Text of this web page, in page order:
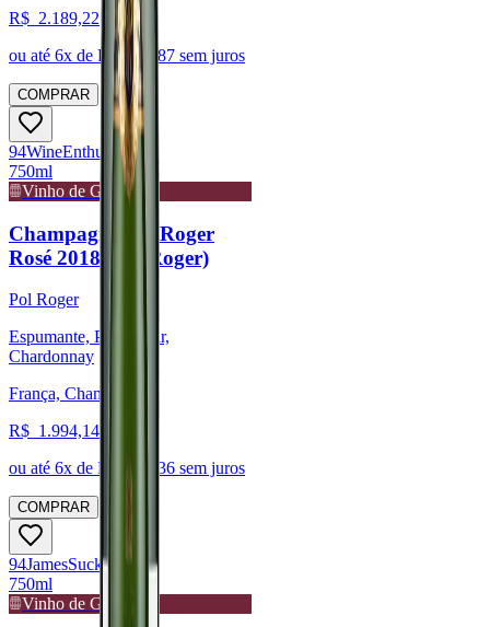
R$ 2.189,22
ou até 6x de R$ 364,87 sem juros
COMPRAR
94WineEnthusiast
750ml
Vinho de Guarda
Champagne Pol Roger
Rosé 2018 (Pol Roger)
Pol Roger
Espumante, Pinot Noir,
Chardonnay
França, Champagne
R$ 1.994,14
ou até 6x de R$ 332,36 sem juros
COMPRAR
94JamesSuckling
750ml
Vinho de Guarda